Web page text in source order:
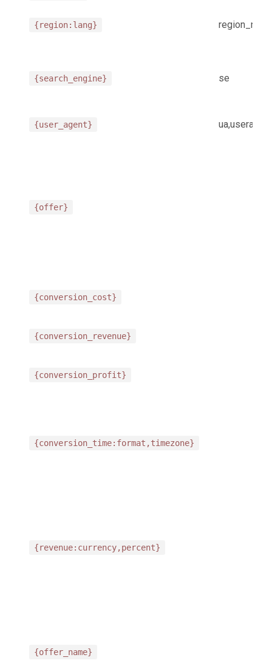
{region:lang}
{search_engine} se
{user_agent} ua,useragent
{offer}
{conversion_cost}
{conversion_revenue}
{conversion_profit}
{conversion_time:format,timezone}
{revenue:currency,percent}
{offer_name}